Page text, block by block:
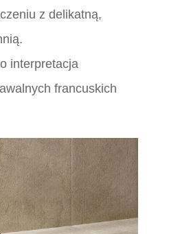
z delikatną,
interpretacja
francuskich